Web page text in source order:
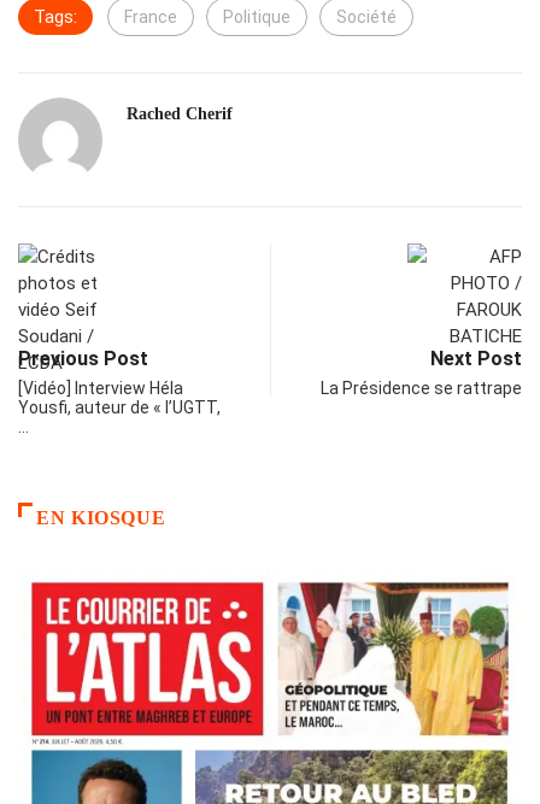
Tags: France Politique Société
Rached Cherif
Previous Post
[Vidéo] Interview Héla
Yousfi, auteur de « l’UGTT,
…
Next Post
La Présidence se rattrape
EN KIOSQUE